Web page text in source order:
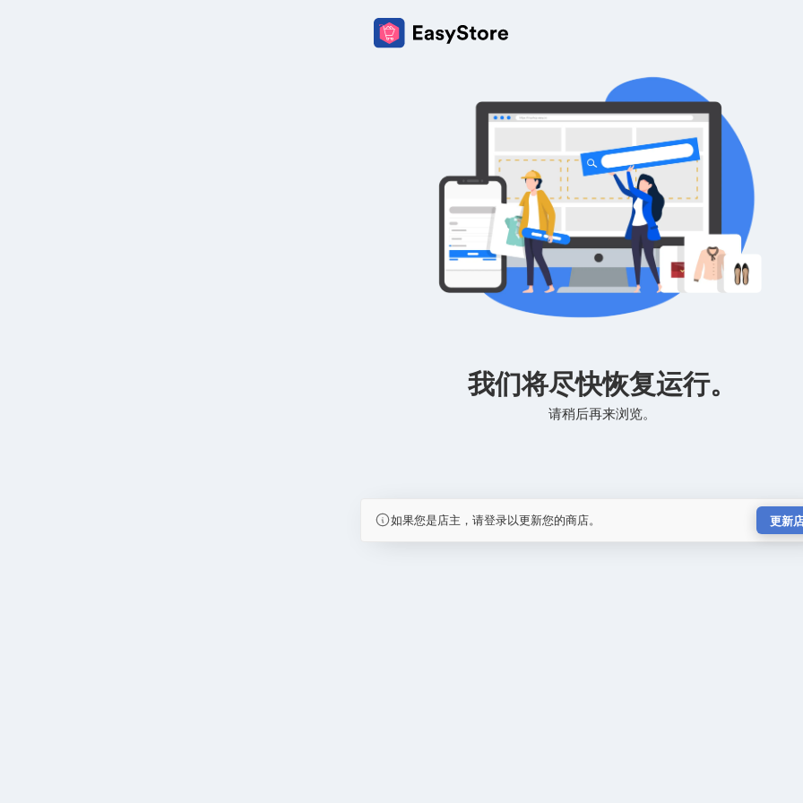
我们将尽快恢复运行。
请稍后再来浏览。
如果您是店主，请登录以更新您的商店。 更新